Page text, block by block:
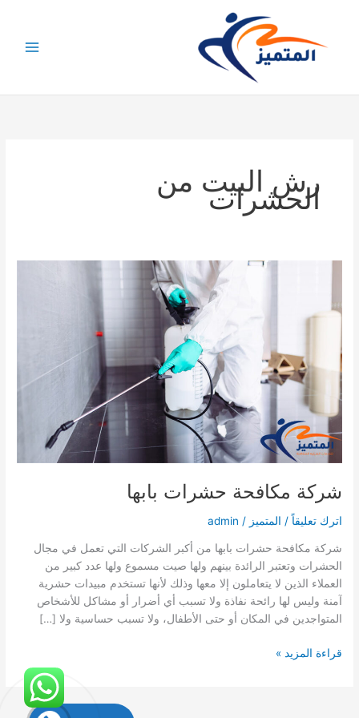
المحتوى
رش البيت من
الحشرات
شركة مكافحة حشرات بابها
اترك تعليقاً / المتميز /
admin
شركة مكافحة حشرات بابها من أكبر الشركات التي تعمل في مجال
الحشرات وتعتبر الرائدة بينهم ولها صيت مسموع ولها عدد كبير من
العملاء الذين لا يتعاملون إلا معها وذلك لأنها تستخدم مبيدات حشرية
آمنة وليس لها رائحة نفاذة ولا تسبب أي أضرار أو مشاكل للأشخاص
المتواجدين في المكان أو حتى الأطفال، ولا تسبب حساسية ولا […]
شركة
قراءة المزيد »